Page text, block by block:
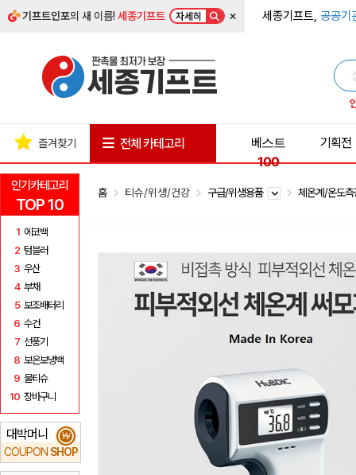
기프트인포의 새 이름!세종기프트 자세히 × 세종기프트, 공공기
인기카테고리
TOP 10
1 에코백
2 텀블러
3 우산
4 부채
5 보조배터리
6 수건
7 선풍기
8 보온보냉백
9 물티슈
10 장바구니
대박머니
COUPON SHOP
₩
즐겨찾기 전체 카테고리
베스트
100
기획전
홈 티슈/위생/건강 구급/위생용품 체온계/온도